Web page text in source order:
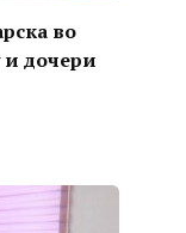
во
и дочери